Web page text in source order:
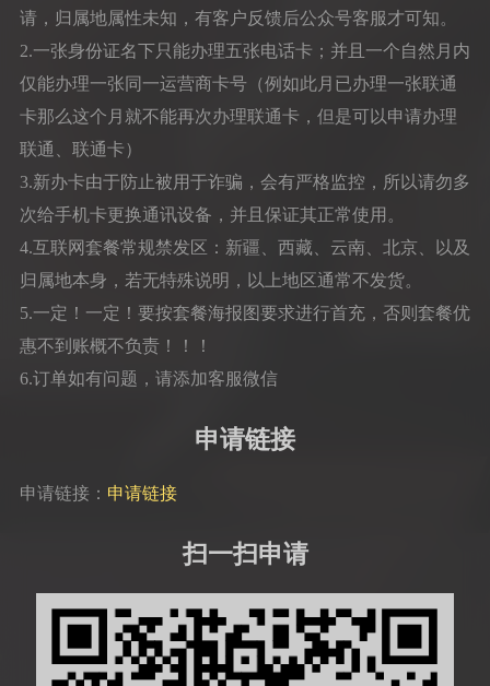
请，归属地属性未知，有客户反馈后公众号客服才可知。
2.一张身份证名下只能办理五张电话卡；并且一个自然月内
仅能办理一张同一运营商卡号（例如此月已办理一张联通
卡那么这个月就不能再次办理联通卡，但是可以申请办理
联通、联通卡）
3.新办卡由于防止被用于诈骗，会有严格监控，所以请勿多
次给手机卡更换通讯设备，并且保证其正常使用。
4.互联网套餐常规禁发区：新疆、西藏、云南、北京、以及
归属地本身，若无特殊说明，以上地区通常不发货。
5.一定！一定！要按套餐海报图要求进行首充，否则套餐优
惠不到账概不负责！！！
6.订单如有问题，请添加客服微信
申请链接
申请链接： 申请链接
扫一扫申请